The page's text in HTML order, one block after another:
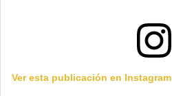
Ver esta publicación en Instagram